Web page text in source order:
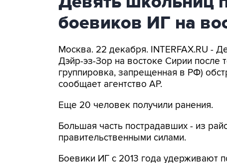
боевиков ИГ на
Москва. 22 декабря. INTERFAX.RU -
Дэйр-эз-Зор на востоке Сирии после
группировка, запрещенная в РФ)
сообщает агентство AP.
Еще 20 человек получили ранения.
Большая часть пострадавших - из
правительственными силами.
Боевики ИГ с 2013 года удерживают